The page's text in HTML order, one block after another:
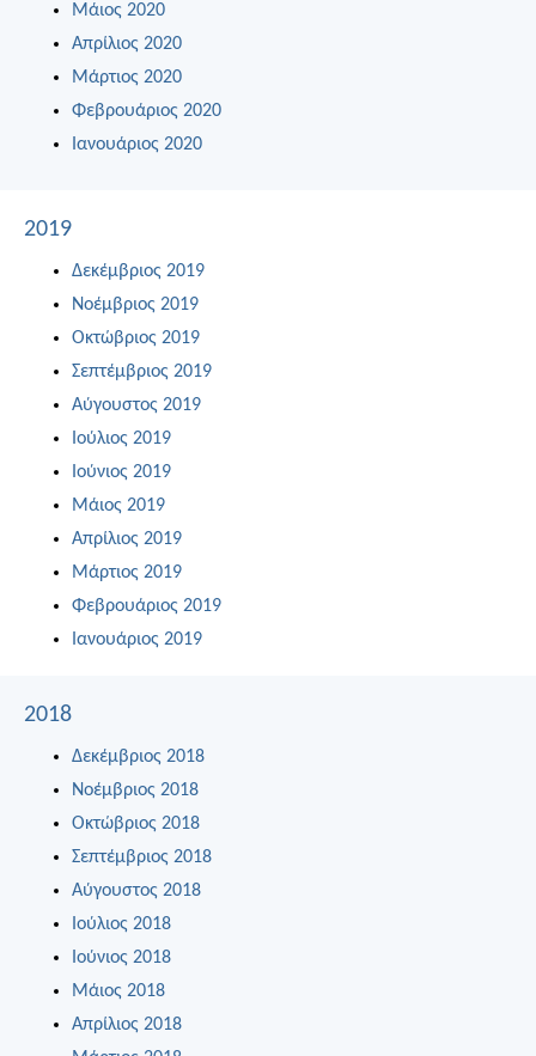
Μάιος 2020
Απρίλιος 2020
Μάρτιος 2020
Φεβρουάριος 2020
Ιανουάριος 2020
2019
Δεκέμβριος 2019
Νοέμβριος 2019
Οκτώβριος 2019
Σεπτέμβριος 2019
Αύγουστος 2019
Ιούλιος 2019
Ιούνιος 2019
Μάιος 2019
Απρίλιος 2019
Μάρτιος 2019
Φεβρουάριος 2019
Ιανουάριος 2019
2018
Δεκέμβριος 2018
Νοέμβριος 2018
Οκτώβριος 2018
Σεπτέμβριος 2018
Αύγουστος 2018
Ιούλιος 2018
Ιούνιος 2018
Μάιος 2018
Απρίλιος 2018